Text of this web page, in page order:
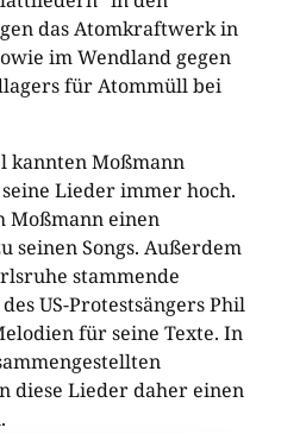
das Atomkraftwerk in
im Wendland gegen
für Atommüll bei
kannten Moßmann
Lieder immer hoch.
Moßmann einen
seinen Songs. Außerdem
stammende
US-Protestsängers Phil
für seine Texte. In
diese Lieder daher einen